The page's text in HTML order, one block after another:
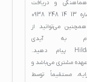
و دریافت
13 14 248 0938
می‌توانید از
به آیدی
پیام دهید.
عهده مشتری می‌باشد و
مستقیماً توسط